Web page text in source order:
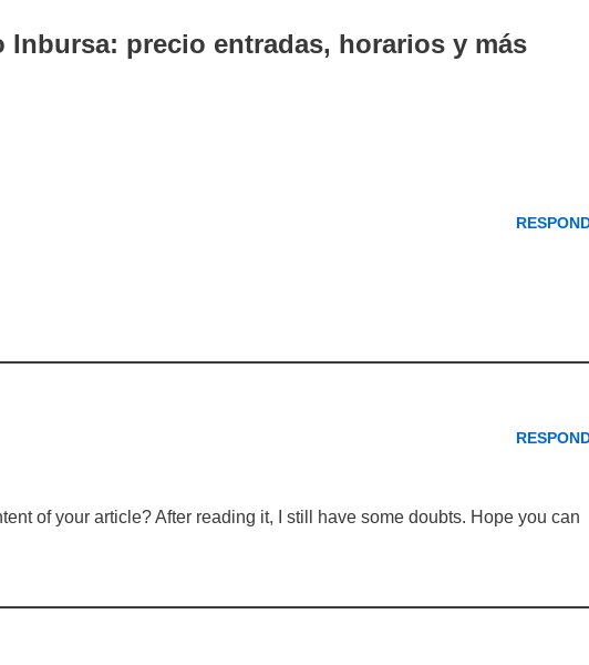
Inbursa: precio entradas, horarios y más
of your article? After reading it, I still have some doubts. Hope you can